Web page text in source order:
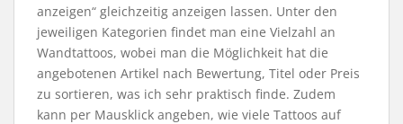
anzeigen“ gleichzeitig anzeigen lassen. Unter den
jeweiligen Kategorien findet man eine Vielzahl an
Wandtattoos, wobei man die Möglichkeit hat die
angebotenen Artikel nach Bewertung, Titel oder Preis
zu sortieren, was ich sehr praktisch finde. Zudem
kann per Mausklick angeben, wie viele Tattoos auf